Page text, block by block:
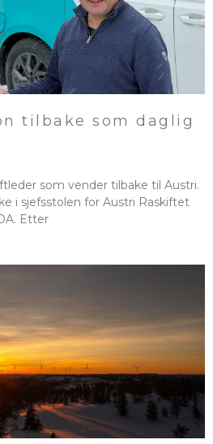
tilbake som daglig
som vender tilbake til Austri.
i sjefsstolen for Austri Raskiftet
Etter